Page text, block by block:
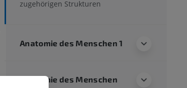
zugehörigen Strukturen
Anatomie des Menschen 1
Anatomie des Menschen